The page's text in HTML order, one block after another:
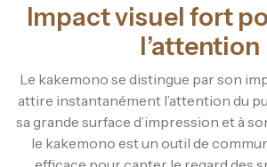
Impact visuel fort
l’attention
Le kakemono se distingue par son
attire instantanément l’attention du
sa grande surface d’impression et à
le kakemono est un outil de